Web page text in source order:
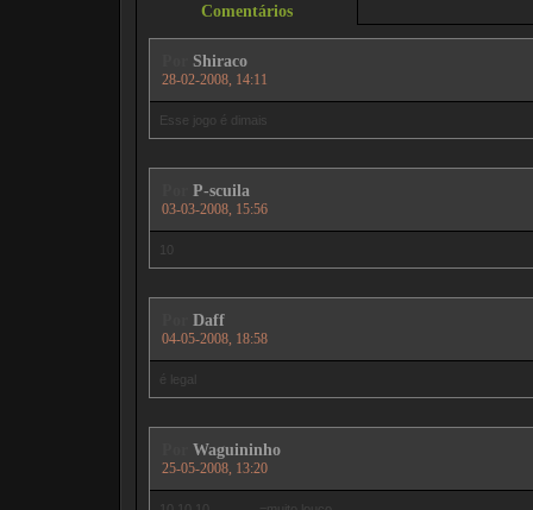
Comentários
Shiraco
28-02-2008, 14:11
Esse jogo é dimais
P-scuila
03-03-2008, 15:56
Daff
04-05-2008, 18:58
é legal
Waguininho
25-05-2008, 13:20